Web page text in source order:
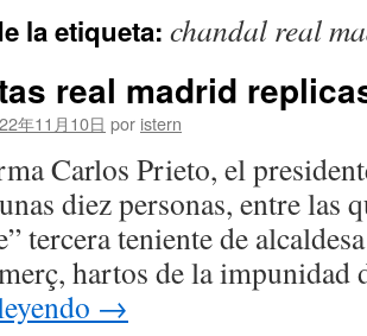
la etiqueta: chandal real
real madrid
年11月10日 por istern
Carlos Prieto, el
diez personas, entre las
tercera teniente de
hartos de la impunidad
→